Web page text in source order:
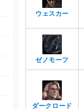
ウェスカー
ゼノモーフ
ダークロード